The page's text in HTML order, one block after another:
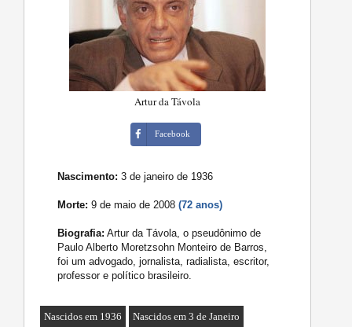
Artur da Távola
Facebook
Nascimento: 3 de janeiro de 1936
Morte: 9 de maio de 2008(72 anos)
Biografia: Artur da Távola, o pseudônimo de
Paulo Alberto Moretzsohn Monteiro de Barros,
foi um advogado, jornalista, radialista, escritor,
professor e político brasileiro.
Nascidos em 1936 Nascidos em 3 de Janeiro